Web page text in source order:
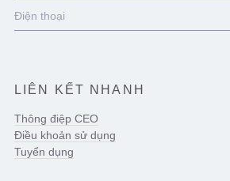
LIÊN KẾT NHANH
Thông điệp CEO
Điều khoản sử dụng
Tuyển dụng